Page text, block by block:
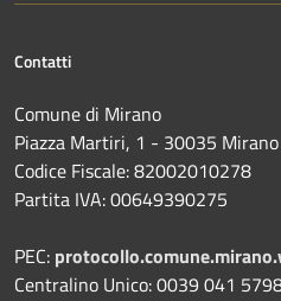
Contatti
Comune di Mirano
Piazza Martiri, 1 - 30035
Codice Fiscale: 82002010278
Partita IVA: 00649390275
PEC:
Centralino Unico: 0039 041